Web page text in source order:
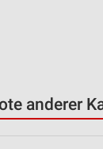
anderer